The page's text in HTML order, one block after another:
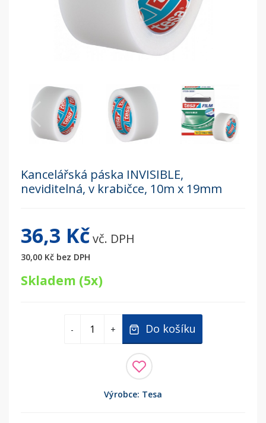
Kancelářská páska INVISIBLE,
neviditelná, v krabičce, 10m x 19mm
36,3 Kčvč. DPH
30,00 Kč bez DPH
Skladem (5x)
- + Do košíku
Výrobce: Tesa